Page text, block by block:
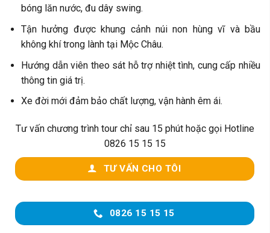
bóng lăn nước, đu dây swing.
Tận hưởng được khung cảnh núi non hùng vĩ và bầu
không khí trong lành tại Mộc Châu.
Hướng dẫn viên theo sát hỗ trợ nhiệt tình, cung cấp nhiều
thông tin giá trị.
Xe đời mới đảm bảo chất lượng, vận hành êm ái.
Tư vấn chương trình tour chỉ sau 15 phút hoặc gọi Hotline
0826 15 15 15
TƯ VẤN CHO TÔI
0826 15 15 15